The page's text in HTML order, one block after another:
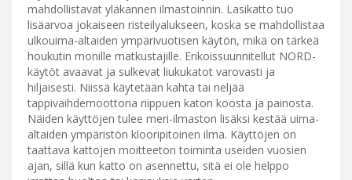
mahdollistavat yläkannen ilmastoinnin. Lasikatto tuo
lisäarvoa jokaiseen risteilyalukseen, koska se mahdollistaa
ulkouima-altaiden ympärivuotisen käytön, mikä on tärkeä
houkutin monille matkustajille. Erikoissuunnitellut NORD-
käytöt avaavat ja sulkevat liukukatot varovasti ja
hiljaisesti. Niissä käytetään kahta tai neljää
tappivaihdemoottoria riippuen katon koosta ja painosta.
Näiden käyttöjen tulee meri-ilmaston lisäksi kestää uima-
altaiden ympäristön klooripitoinen ilma. Käyttöjen on
taattava kattojen moitteeton toiminta useiden vuosien
ajan, sillä kun katto on asennettu, sitä ei ole helppo